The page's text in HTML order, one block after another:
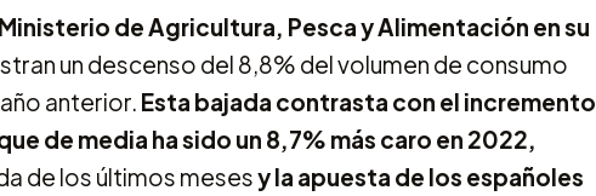
de Agricultura, Pesca y Alimentación en su
un descenso del 8,8% del volumen de consumo
anterior. Esta bajada contrasta con el incremento
de media ha sido un 8,7% más caro en 2022,
de los últimos mesesy la apuesta de los españoles